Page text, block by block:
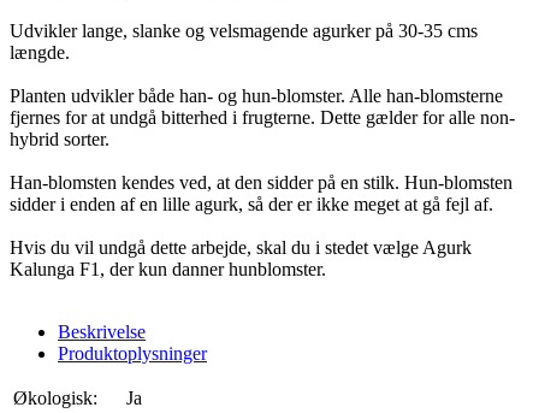
Udvikler lange, slanke og velsmagende agurker på 30-35 cms
længde.
Planten udvikler både han- og hun-blomster. Alle han-blomsterne
fjernes for at undgå bitterhed i frugterne. Dette gælder for alle non-
hybrid sorter.
Han-blomsten kendes ved, at den sidder på en stilk. Hun-blomsten
sidder i enden af en lille agurk, så der er ikke meget at gå fejl af.
Hvis du vil undgå dette arbejde, skal du i stedet vælge Agurk
Kalunga F1, der kun danner hunblomster.
Beskrivelse
Produktoplysninger
Økologisk:
Ja